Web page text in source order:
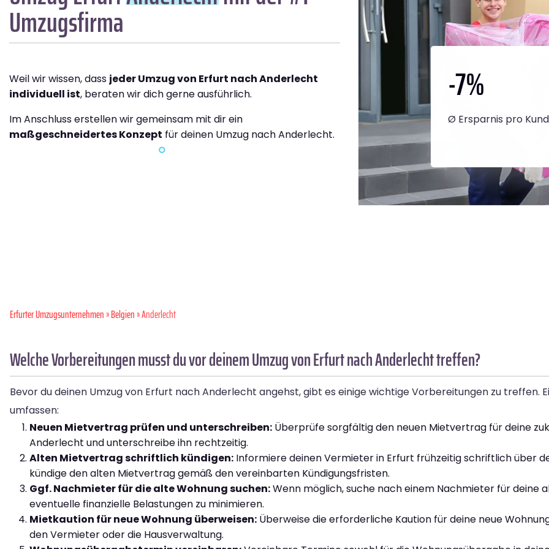
Umzugsfirma
Weil wir wissen, dass jeder Umzug von Erfurt nach Anderlecht
individuell ist, beraten wir dich gerne ausführlich.
Im Anschluss erstellen wir gemeinsam mit dir ein
maßgeschneidertes Konzept für deinen Umzug nach Anderlecht.
-7%
Ø Ersparnis pro
Erfurter Umzugsunternehmen»Belgien» Anderlecht
Welche Vorbereitungen musst du vor deinem Umzug von Erfurt nach Anderlecht treffen?
Bevor du deinen Umzug von Erfurt nach Anderlecht angehst, gibt es einige wichtige Vorbereitungen zu treffen.
umfassen:
Neuen Mietvertrag prüfen und unterschreiben: Überprüfe sorgfältig den neuen Mietvertrag für deine
Anderlecht und unterschreibe ihn rechtzeitig.
Alten Mietvertrag schriftlich kündigen: Informiere deinen Vermieter in Erfurt frühzeitig schriftlich über
kündige den alten Mietvertrag gemäß den vereinbarten Kündigungsfristen.
Ggf. Nachmieter für die alte Wohnung suchen:Wenn möglich, suche nach einem Nachmieter für deine
eventuelle finanzielle Belastungen zu minimieren.
Mietkaution für neue Wohnung überweisen: Überweise die erforderliche Kaution für deine neue
den Vermieter oder die Hausverwaltung.